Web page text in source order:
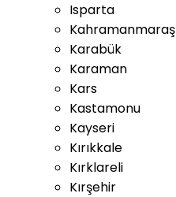
Isparta
Kahramanmaraş
Karabük
Karaman
Kars
Kastamonu
Kayseri
Kırıkkale
Kırklareli
Kırşehir